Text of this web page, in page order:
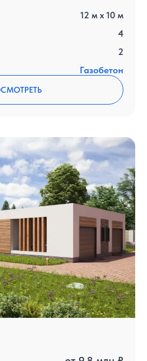
12 м x 10 м
4
2
Газобетон